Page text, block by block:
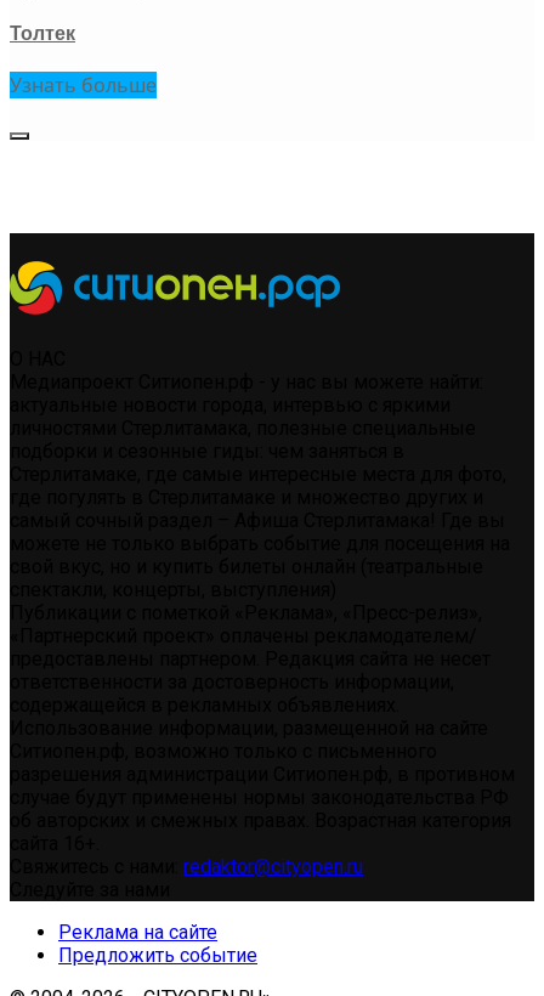
Толтек
Узнать больше
redaktor@cityopen.ru
Реклама на сайте
Предложить событие